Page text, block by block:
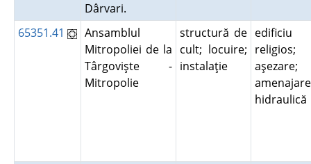
Dârvari.
65351.41
Ansamblul
Mitropoliei de la
Târgovişte -
Mitropolie
structură de
cult; locuire;
instalaţie
edificiu
religios;
aşezare;
amenajare